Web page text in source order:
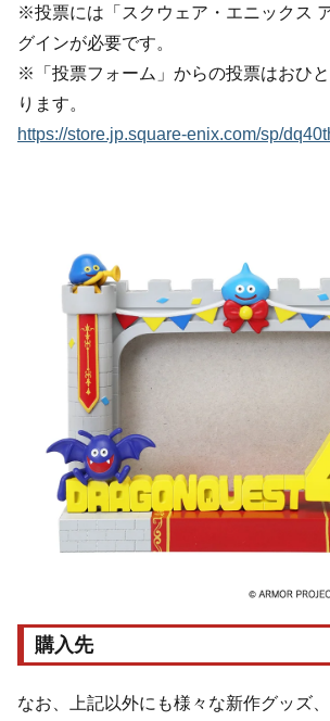
※投票には「スクウェア・エニックス
グインが必要です。
※「投票フォーム」からの投票はおひ
ります。
https://store.jp.square-enix.com/sp/
購入先
なお、上記以外にも様々な新作グッズ